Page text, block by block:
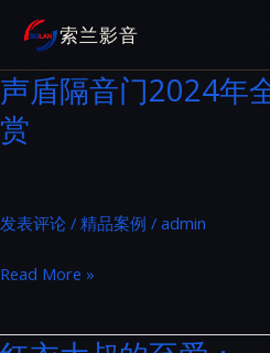
内
容
索兰影音
声盾隔音门2024年
赏
发表评论 / 精品案例 / admin
声
隔
Read More »